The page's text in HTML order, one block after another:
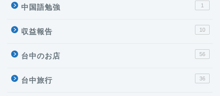
中国語勉強 1
収益報告 10
台中のお店 56
台中旅行 36